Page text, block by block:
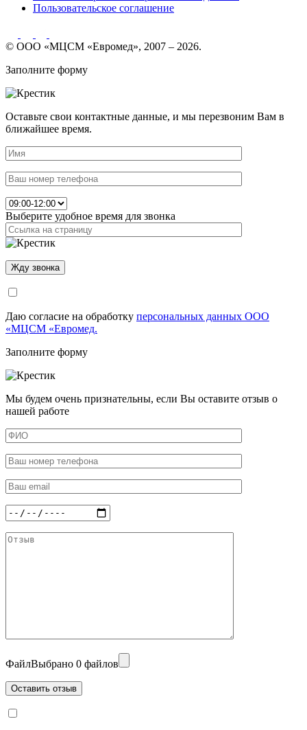
Пользовательское соглашение
© ООО «МЦСМ «Евромед», 2007 – 2026.
Заполните форму
Оставьте свои контактные данные, и мы перезвоним Вам в
ближайшее время.
Выберите удобное время для звонка
Даю согласие на обработку персональных данных ООО
«МЦСМ «Евромед.
Заполните форму
Мы будем очень признательны, если Вы оставите отзыв о
нашей работе
ФайлВыбрано 0 файлов